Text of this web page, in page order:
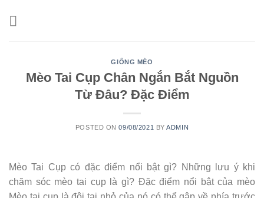
GIỐNG MÈO
Mèo Tai Cụp Chân Ngắn Bắt Nguồn
Từ Đâu? Đặc Điểm
POSTED ON09/08/2021 BYADMIN
Mèo Tai Cụp có đặc điểm nổi bật gì? Những lưu ý khi
chăm sóc mèo tai cụp là gì? Đặc điểm nổi bật của mèo